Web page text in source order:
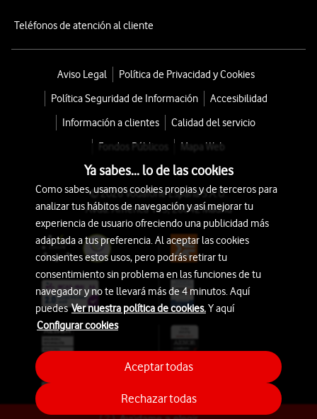
Teléfonos de atención al cliente
Aviso Legal
Política de Privacidad y Cookies
Política Seguridad de Información
Accesibilidad
Información a clientes
Calidad del servicio
Fondos Públicos
Mapa Web
© 2026 Vodafone España S.A.U.
Avda. América 115, 28042 Madrid
Ya sabes... lo de las cookies
Como sabes, usamos cookies propias y de terceros para
analizar tus hábitos de navegación y así mejorar tu
experiencia de usuario ofreciendo una publicidad más
adaptada a tus preferencia. Al aceptar las cookies
consientes estos usos, pero podrás retirar tu
consentimiento sin problema en las funciones de tu
navegador y no te llevará más de 4 minutos. Aquí
puedesVer nuestra política de cookies.Y aquí
Configurar cookies
Rechazar todas
Aceptar todas